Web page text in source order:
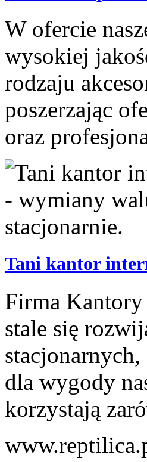
W ofercie
wysokiej
rodzaju
poszerzając
oraz
Tani kantor
Firma Kantory
stale się
dla wygody
korzystają